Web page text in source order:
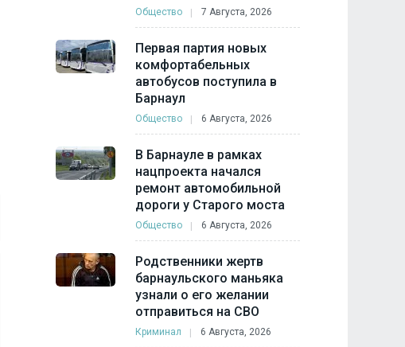
Общество 7 Августа, 2026
Первая партия новых
комфортабельных
автобусов поступила в
Барнаул
Общество 6 Августа, 2026
В Барнауле в рамках
нацпроекта начался
ремонт автомобильной
дороги у Старого моста
Общество 6 Августа, 2026
Родственники жертв
барнаульского маньяка
узнали о его желании
отправиться на СВО
Криминал 6 Августа, 2026